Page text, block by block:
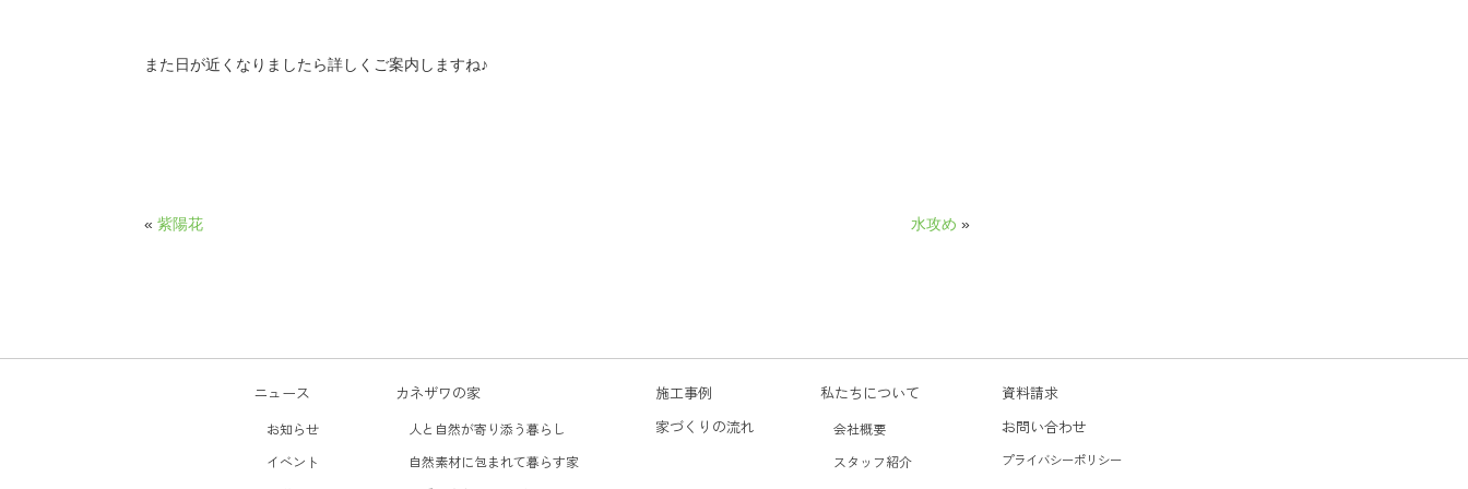
また日が近くなりましたら詳しくご案内しますね♪
« 紫陽花 水攻め »
ニュース
お知らせ
イベント
カネザワの家
人と自然が寄り添う暮らし
自然素材に包まれて暮らす家
施工事例
家づくりの流れ
私たちについて
会社概要
スタッフ紹介
資料請求
お問い合わせ
プライバシーポリシー